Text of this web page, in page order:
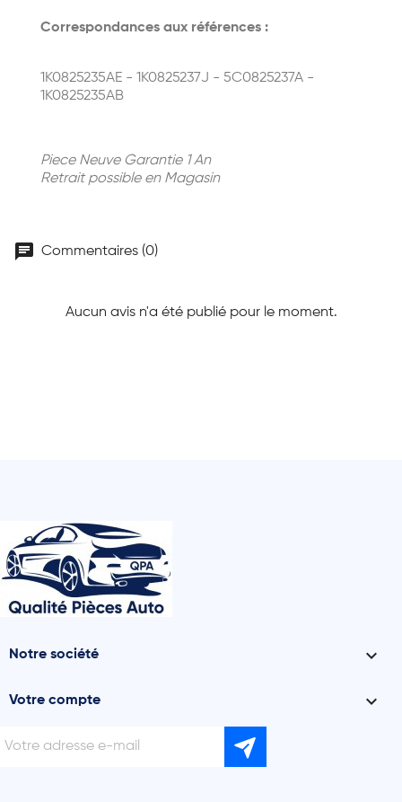
Correspondances aux références :
1K0825235AE - 1K0825237J - 5C0825237A -
1K0825235AB
Piece Neuve Garantie 1 An
Retrait possible en Magasin
chat Commentaires (0)
Aucun avis n'a été publié pour le moment.
Notre société 
Votre compte 